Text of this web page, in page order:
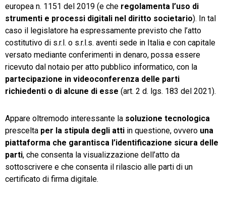
europea n. 1151 del 2019 (e che regolamenta l’uso di
strumenti e processi digitali nel diritto societario). In tal
caso il legislatore ha espressamente previsto che l’atto
costitutivo di s.r.l. o s.r.l.s. aventi sede in Italia e con capitale
versato mediante conferimenti in denaro, possa essere
ricevuto dal notaio per atto pubblico informatico, con la
partecipazione in videoconferenza delle parti
richiedenti o di alcune di esse (art. 2 d. lgs. 183 del 2021).
Appare oltremodo interessante la soluzione tecnologica
prescelta per la stipula degli atti in questione, ovvero una
piattaforma che garantisca l’identificazione sicura delle
parti, che consenta la visualizzazione dell’atto da
sottoscrivere e che consenta il rilascio alle parti di un
certificato di firma digitale.